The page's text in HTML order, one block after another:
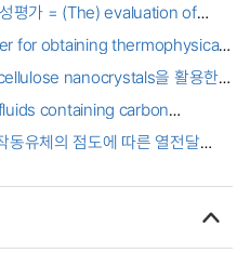
평가 = (The) evaluation of
for obtaining thermophysical
wearable
nanocrystals을 활용한
containing carbon
of their properties
동유체의 점도에 따른 열전달
heat exchangers as a